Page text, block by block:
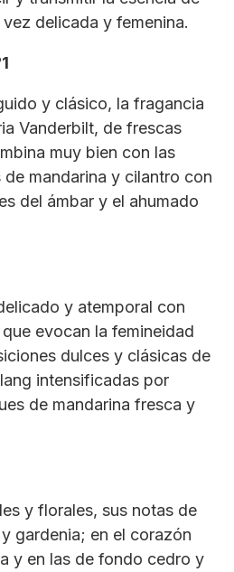
delicada y femenina.
y clásico, la fragancia
Vanderbilt, de frescas
muy bien con las
mandarina y cilantro con
del ámbar y el ahumado
y atemporal con
evocan la femineidad
dulces y clásicas de
intensificadas por
de mandarina fresca y
y florales, sus notas de
gardenia; en el corazón
y en las de fondo cedro y